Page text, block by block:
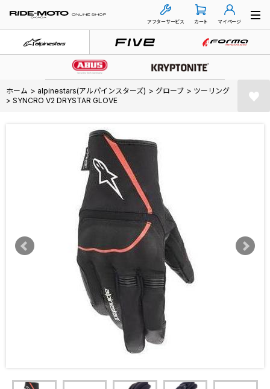
アフターサービス カート マイページ
ホーム > alpinestars(アルパインスターズ) > グローブ > ツーリング
> SYNCRO V2 DRYSTAR GLOVE